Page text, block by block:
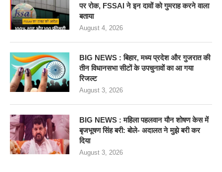
पर रोक, FSSAI ने इन दावों को गुमराह करने वाला
बताया
August 4, 2026
BIG NEWS : बिहार, मध्य प्रदेश और गुजरात की
तीन विधानसभा सीटों के उपचुनावों का आ गया
रिजल्ट
August 3, 2026
BIG NEWS : महिला पहलवान यौन शोषण केस में
बृजभूषण सिंह बरी: बोले- अदालत ने मुझे बरी कर
दिया
August 3, 2026